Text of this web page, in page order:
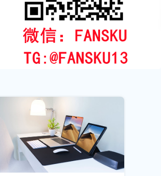
运营者突破流量瓶颈，实现社交账号快速增长。
直播人气 TikTok浏览量 算法推荐